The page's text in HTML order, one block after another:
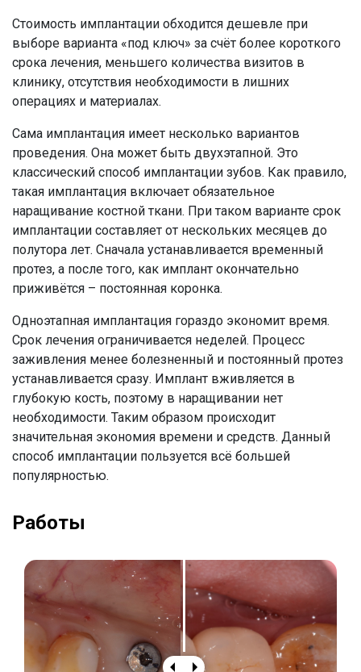
Стоимость имплантации обходится дешевле при
выборе варианта «под ключ» за счёт более короткого
срока лечения, меньшего количества визитов в
клинику, отсутствия необходимости в лишних
операциях и материалах.
Сама имплантация имеет несколько вариантов
проведения. Она может быть двухэтапной. Это
классический способ имплантации зубов. Как правило,
такая имплантация включает обязательное
наращивание костной ткани. При таком варианте срок
имплантации составляет от нескольких месяцев до
полутора лет. Сначала устанавливается временный
протез, а после того, как имплант окончательно
приживётся – постоянная коронка.
Одноэтапная имплантация гораздо экономит время.
Срок лечения ограничивается неделей. Процесс
заживления менее болезненный и постоянный протез
устанавливается сразу. Имплант вживляется в
глубокую кость, поэтому в наращивании нет
необходимости. Таким образом происходит
значительная экономия времени и средств. Данный
способ имплантации пользуется всё большей
популярностью.
Работы